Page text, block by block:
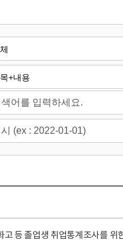
고 등 졸업생 취업통계조사를 위